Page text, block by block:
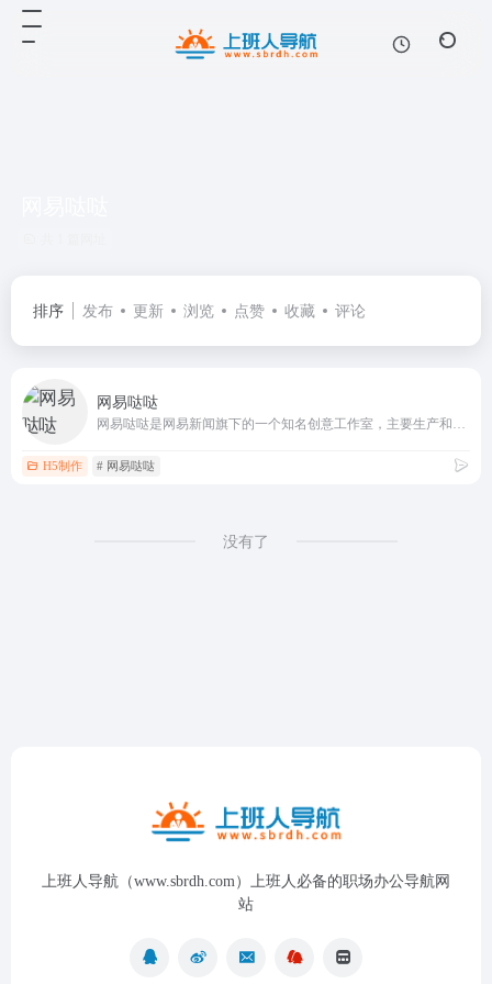
排序 发布 更新 浏览 点赞 收藏 评论
网易哒哒
H5制作 # 网易哒哒
没有了
上班人导航（www.sbrdh.com）上班人必备的职场办公导航网
站